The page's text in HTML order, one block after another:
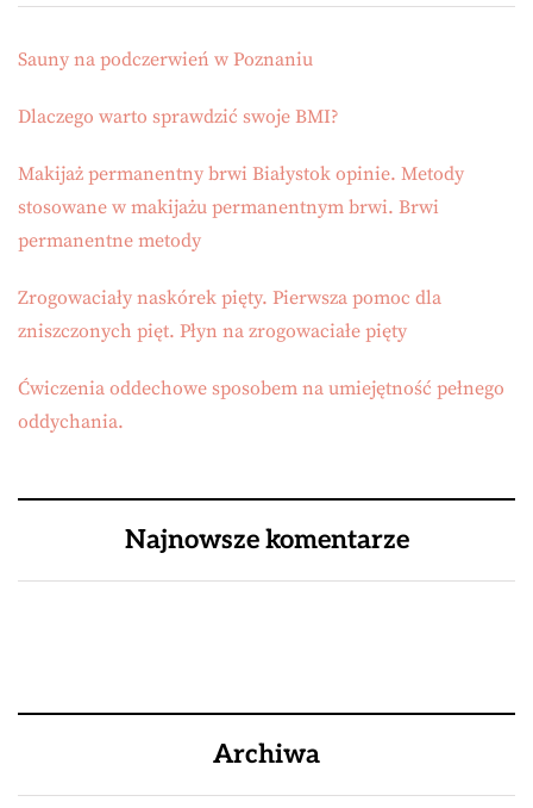
Sauny na podczerwień w Poznaniu
Dlaczego warto sprawdzić swoje BMI?
Makijaż permanentny brwi Białystok opinie. Metody
stosowane w makijażu permanentnym brwi. Brwi
permanentne metody
Zrogowaciały naskórek pięty. Pierwsza pomoc dla
zniszczonych pięt. Płyn na zrogowaciałe pięty
Ćwiczenia oddechowe sposobem na umiejętność pełnego
oddychania.
Najnowsze komentarze
Archiwa